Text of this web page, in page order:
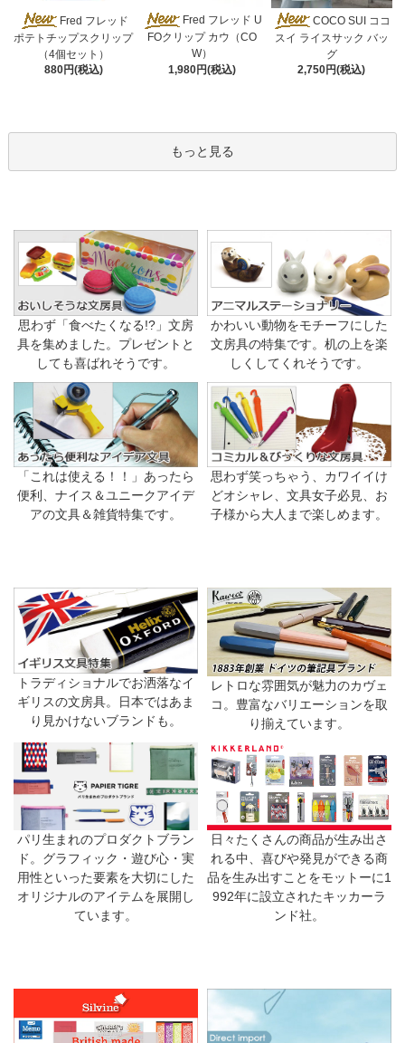
Fred フレッド
ポテトチップスクリップ
（4個セット）
880円(税込)
Fred フレッド U
FOクリップ カウ（CO
W）
1,980円(税込)
COCO SUI ココ
スイ ライスサック バッ
グ
2,750円(税込)
もっと見る
思わず「食べたくなる!?」文房
具を集めました。プレゼントと
しても喜ばれそうです。
かわいい動物をモチーフにした
文房具の特集です。机の上を楽
しくしてくれそうです。
「これは使える！！」あったら
便利、ナイス＆ユニークアイデ
アの文具＆雑貨特集です。
思わず笑っちゃう、カワイイけ
どオシャレ、文具女子必見、お
子様から大人まで楽しめます。
トラディショナルでお洒落なイ
ギリスの文房具。日本ではあま
り見かけないブランドも。
レトロな雰囲気が魅力のカヴェ
コ。豊富なバリエーションを取
り揃えています。
パリ生まれのプロダクトブラン
ド。グラフィック・遊び心・実
用性といった要素を大切にした
オリジナルのアイテムを展開し
ています。
日々たくさんの商品が生み出さ
れる中、喜びや発見ができる商
品を生み出すことをモットーに1
992年に設立されたキッカーラ
ンド社。